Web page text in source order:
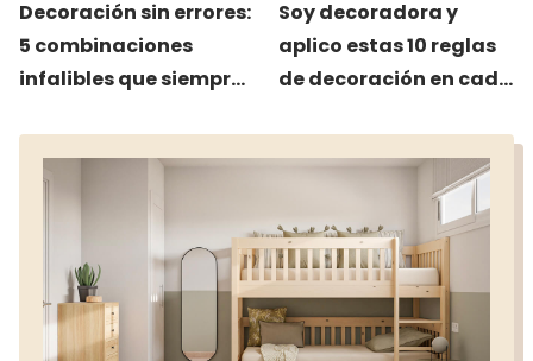
Decoración sin errores:
5 combinaciones
infalibles que siempre
Soy decoradora y
aplico estas 10 reglas
de decoración en cada